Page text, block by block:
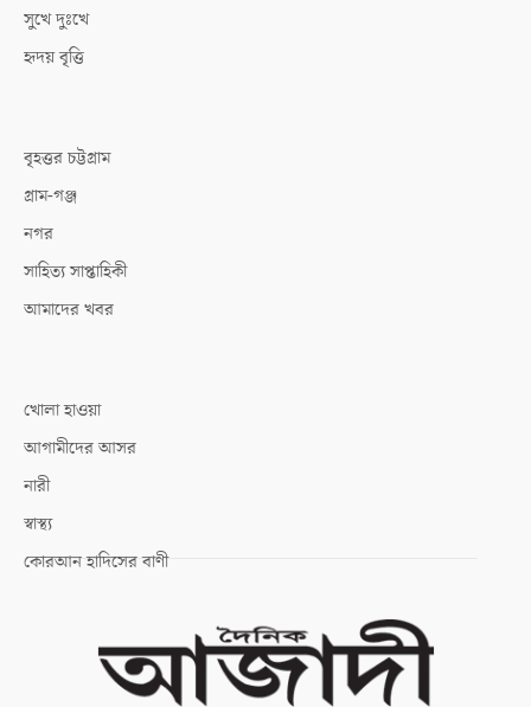
সুখে দুঃখে
হৃদয় বৃত্তি
বৃহত্তর চট্টগ্রাম
গ্রাম-গঞ্জ
নগর
সাহিত্য সাপ্তাহিকী
আমাদের খবর
খোলা হাওয়া
আগামীদের আসর
নারী
স্বাস্থ্য
কোরআন হাদিসের বাণী